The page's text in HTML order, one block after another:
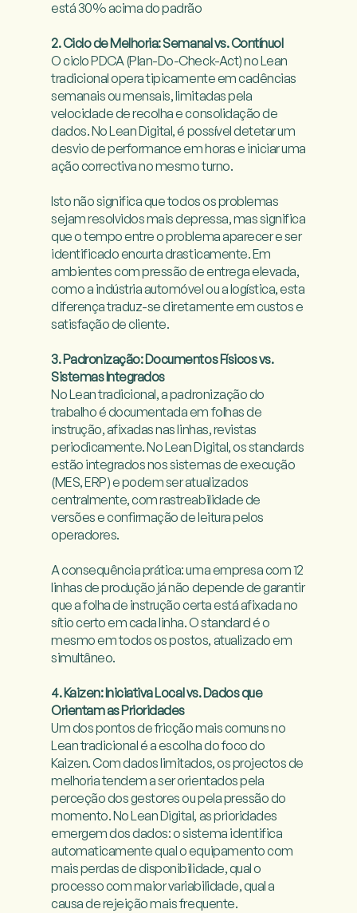
está 30% acima do padrão
2. Ciclo de Melhoria: Semanal vs. Contínuol
O ciclo PDCA (Plan-Do-Check-Act) no Lean
tradicional opera tipicamente em cadências
semanais ou mensais, limitadas pela
velocidade de recolha e consolidação de
dados. No Lean Digital, é possível detetar um
desvio de performance em horas e iniciar uma
ação correctiva no mesmo turno.
Isto não significa que todos os problemas
sejam resolvidos mais depressa, mas significa
que o tempo entre o problema aparecer e ser
identificado encurta drasticamente. Em
ambientes com pressão de entrega elevada,
como a indústria automóvel ou a logística, esta
diferença traduz-se diretamente em custos e
satisfação de cliente.
3. Padronização: Documentos Físicos vs.
Sistemas Integrados
No Lean tradicional, a padronização do
trabalho é documentada em folhas de
instrução, afixadas nas linhas, revistas
periodicamente. No Lean Digital, os standards
estão integrados nos sistemas de execução
(MES, ERP) e podem ser atualizados
centralmente, com rastreabilidade de
versões e confirmação de leitura pelos
operadores.
A consequência prática: uma empresa com 12
linhas de produção já não depende de garantir
que a folha de instrução certa está afixada no
sítio certo em cada linha. O standard é o
mesmo em todos os postos, atualizado em
simultâneo.
4. Kaizen: Iniciativa Local vs. Dados que
Orientam as Prioridades
Um dos pontos de fricção mais comuns no
Lean tradicional é a escolha do foco do
Kaizen. Com dados limitados, os projectos de
melhoria tendem a ser orientados pela
perceção dos gestores ou pela pressão do
momento. No Lean Digital, as prioridades
emergem dos dados: o sistema identifica
automaticamente qual o equipamento com
mais perdas de disponibilidade, qual o
processo com maior variabilidade, qual a
causa de rejeição mais frequente.